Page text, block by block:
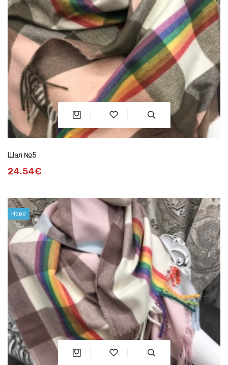
Шал №5
24.54€
Ново